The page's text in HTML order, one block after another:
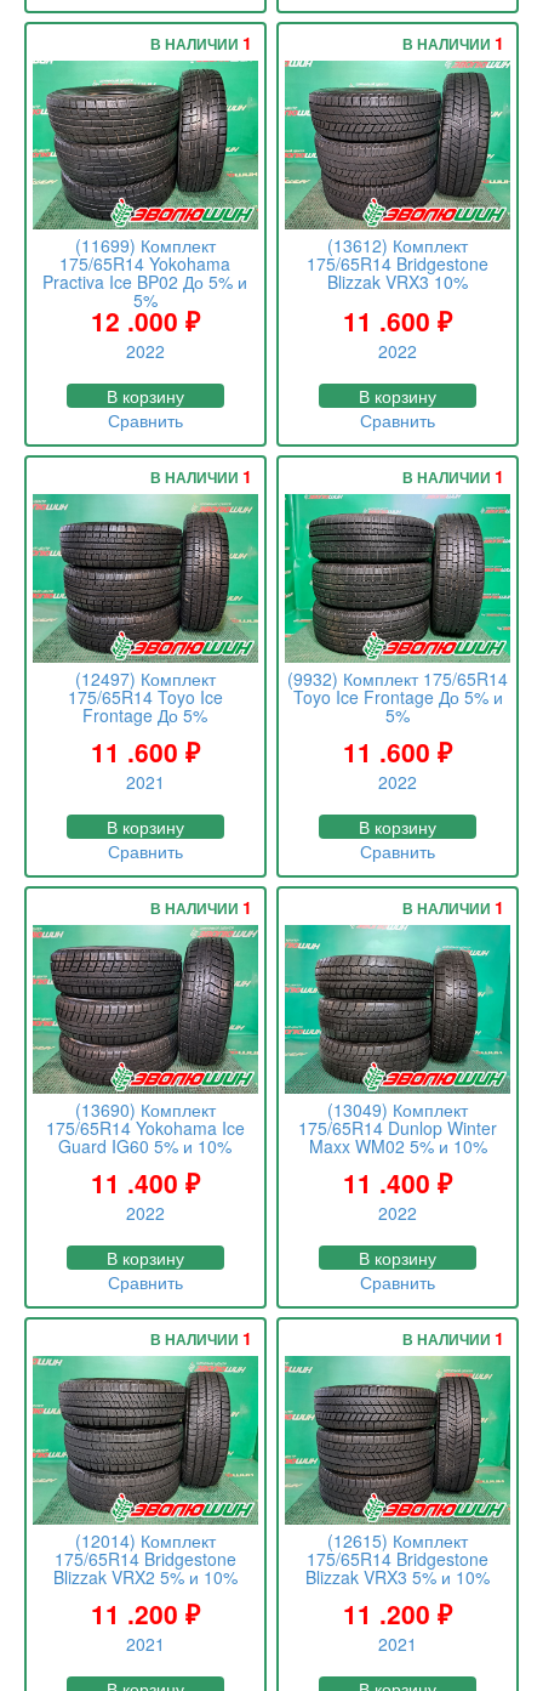
(11699) Комплект
175/65R14 Yokohama
Practiva Ice BP02 До 5% и
5%
12 .000 ₽
2022
В НАЛИЧИИ 1
В корзину
Сравнить
(13612) Комплект
175/65R14 Bridgestone
Blizzak VRX3 10%
11 .600₽
2022
В НАЛИЧИИ 1
В корзину
Сравнить
(12497) Комплект
175/65R14 Toyo Ice
Frontage До 5%
11 .600 ₽
2021
В НАЛИЧИИ 1
В корзину
Сравнить
(9932) Комплект 175/65R14
Toyo Ice Frontage До 5% и
5%
11 .600₽
2022
В НАЛИЧИИ 1
В корзину
Сравнить
(13690) Комплект
175/65R14 Yokohama Ice
Guard IG60 5% и 10%
11 .400 ₽
2022
В НАЛИЧИИ 1
В корзину
Сравнить
(13049) Комплект
175/65R14 Dunlop Winter
Maxx WM02 5% и 10%
11 .400₽
2022
В НАЛИЧИИ 1
В корзину
Сравнить
(12014) Комплект
175/65R14 Bridgestone
Blizzak VRX2 5% и 10%
11 .200 ₽
2021
В НАЛИЧИИ 1
(12615) Комплект
175/65R14 Bridgestone
Blizzak VRX3 5% и 10%
11 .200₽
2021
В НАЛИЧИИ 1